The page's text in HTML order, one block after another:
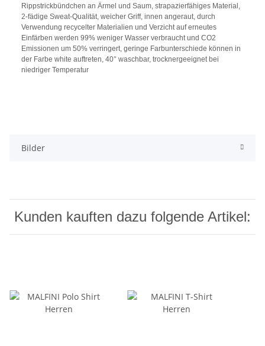
Rippstrickbündchen an Ärmel und Saum, strapazierfähiges Material,
2-fädige Sweat-Qualität, weicher Griff, innen angeraut, durch
Verwendung recycelter Materialien und Verzicht auf erneutes
Einfärben werden 99% weniger Wasser verbraucht und CO2
Emissionen um 50% verringert, geringe Farbunterschiede können in
der Farbe white auftreten, 40° waschbar, trocknergeeignet bei
niedriger Temperatur
Bilder
Kunden kauften dazu folgende Artikel: